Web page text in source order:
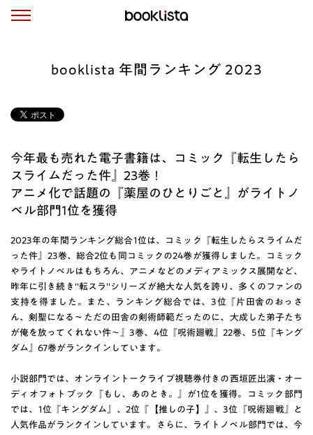
booklista 年間ランキング 2023
今年最も売れた電子書籍は、コミック『転生したら
スライムだった件』23巻！
アニメ化で話題の『薬屋のひとりごと』がライトノ
ベル部門1位を獲得
2023年の年間ランキング総合1位は、コミック『転生したらスライムだ
った件』23巻、総合2位も同コミックの24巻が獲得しました。コミック
やライトノベルはもちろん、アニメなどのメディアミックス展開など、
昨年に引き続き"転スラ"シリーズが絶大な人気を誇り、多くのファンの
支持を得ました。また、ランキング総合では、3位『片田舎のおっさ
ん、剣聖になる～ただの田舎の剣術師範だったのに、大成した弟子たち
が俺を放ってくれない件～』3巻、4位『呪術廻戦』22巻、5位『キング
ダム』67巻がランクインしています。
小説部門では、オンライントークライブ視聴券付きの西垣匠出演・オー
ディオフォトブック『もし、あのとき。』が1位を獲得。コミック部門
では、1位『キングダム』、2位『【推しの子】』、3位『呪術廻戦』と
人気作品がランクインしています。さらに、ライトノベル部門では、今